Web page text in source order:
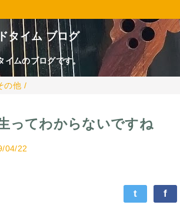
タイム ブログ
イムのブログです。
の他 /
ってわからないですね
04/22
t f